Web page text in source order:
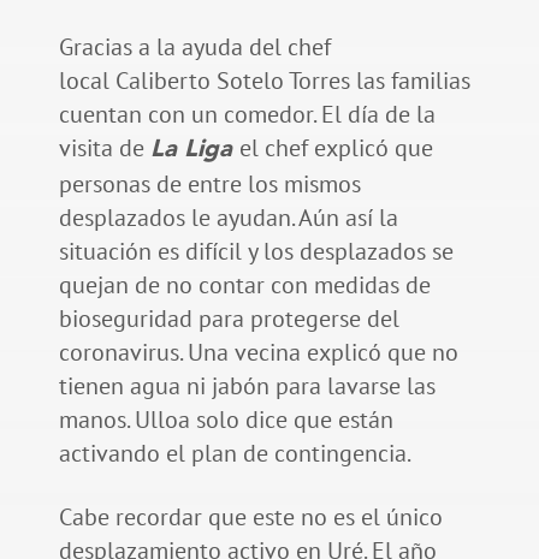
Gracias a la ayuda del chef
local Caliberto Sotelo Torres las familias
cuentan con un comedor. El día de la
visita de La Liga el chef explicó que
personas de entre los mismos
desplazados le ayudan. Aún así la
situación es difícil y los desplazados se
quejan de no contar con medidas de
bioseguridad para protegerse del
coronavirus. Una vecina explicó que no
tienen agua ni jabón para lavarse las
manos. Ulloa solo dice que están
activando el plan de contingencia.
Cabe recordar que este no es el único
desplazamiento activo en Uré. El año